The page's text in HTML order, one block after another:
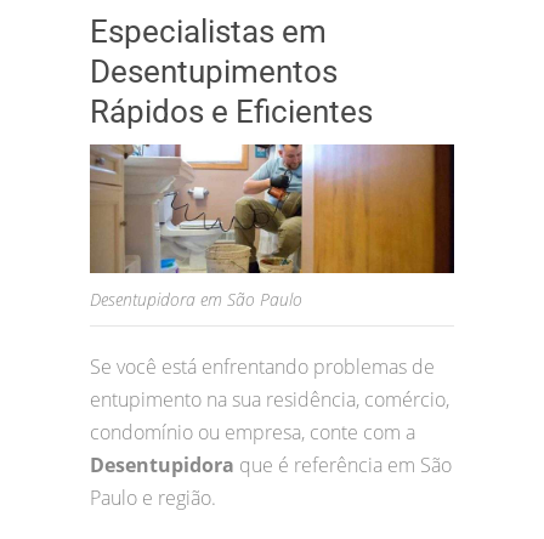
Especialistas em
Desentupimentos
Rápidos e Eficientes
Desentupidora em São Paulo
Se você está enfrentando problemas de
entupimento na sua residência, comércio,
condomínio ou empresa, conte com a
Desentupidora que é referência em São
Paulo e região.